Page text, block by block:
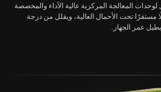
المعالجة المركزية عالية الأداء والمخصصة
مستقرًا تحت الأحمال العالية، ويقلل من درجة
عمر الجهاز.